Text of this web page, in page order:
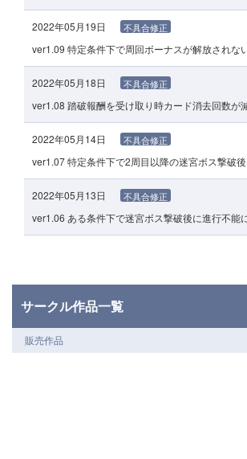
2022年05月19日 不具合修正
ver1.09 特定条件下で周回ボーナスが解放されな
2022年05月18日 不具合修正
ver1.08 踏破報酬を受け取り時カード消去回数
2022年05月14日 不具合修正
ver1.07 特定条件下で2周目以降の迷宮ボス撃破
2022年05月13日 不具合修正
ver1.06 ある条件下で迷宮ボス撃破後に進行不能
サークル作品一覧
販売作品